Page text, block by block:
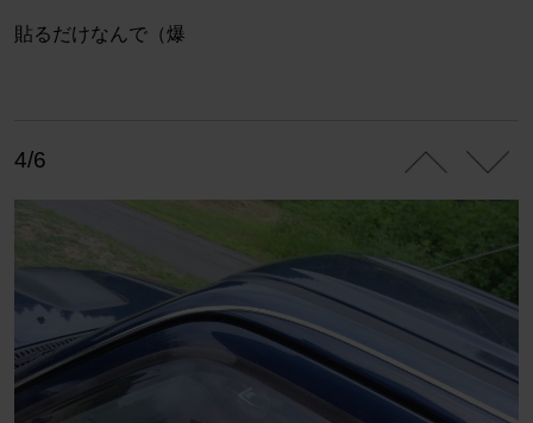
貼るだけなんで（爆
4/6